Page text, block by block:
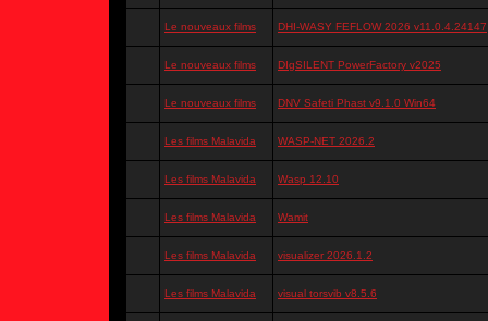
Le nouveaux films DHI-WASY FEFLOW 2026 v11.0.4.24147
Le nouveaux films DIgSILENT PowerFactory v2025
Le nouveaux films DNV Safeti Phast v9.1.0 Win64
Les films Malavida WASP-NET 2026.2
Les films Malavida Wasp 12.10
Les films Malavida Wamit
Les films Malavida visualizer 2026.1.2
Les films Malavida visual torsvib v8.5.6